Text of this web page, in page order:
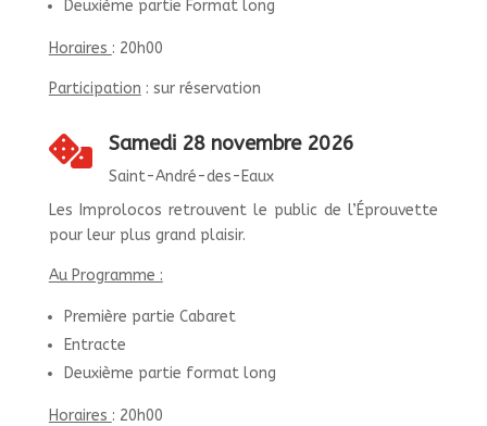
Deuxième partie Format long
Horaires : 20h00
Participation : sur réservation
 Samedi 28 novembre 2026
Saint-André-des-Eaux
Les Improlocos retrouvent le public de l’Éprouvette
pour leur plus grand plaisir.
Au Programme :
Première partie Cabaret
Entracte
Deuxième partie format long
Horaires : 20h00